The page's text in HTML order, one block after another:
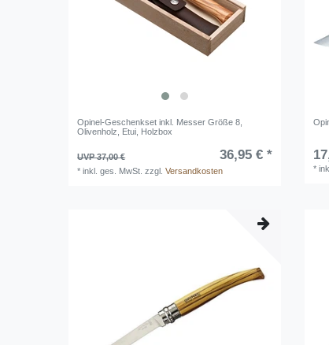
Opinel-Geschenkset inkl. Messer Größe 8,
Olivenholz, Etui, Holzbox
UVP 37,00 € 36,95 € *
*inkl. ges. MwSt. zzgl.Versandkosten *